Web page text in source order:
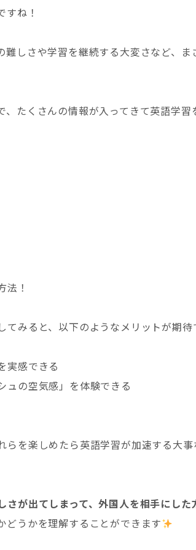
ね！
しさや学習を継続する大変さなど、ま
たくさんの情報が入ってきて英語学習
法！
みると、以下のようなメリットが期待
実感できる
ュの空気感」を体験できる
を楽しめたら英語学習が加速する大事
さが出てしまって、外国人を相手にした
どうかを理解することができます